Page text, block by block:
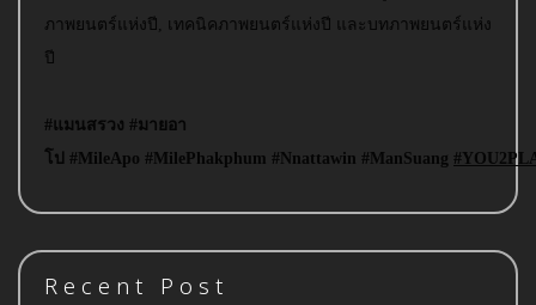
ภาพยนตร์แห่งปี, เทคนิคภาพยนตร์แห่งปี และบทภาพยนตร์แห่ง
ปี
#แมนสรวง #มายอา
โป
#MileApo #MilePhakphum #Nnattawin #ManSuang
Recent Post